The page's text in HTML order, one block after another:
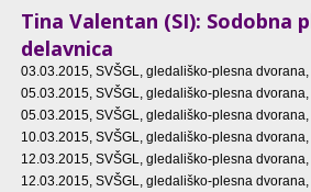
Tina Valentan (SI): Sodobna
delavnica
03.03.2015, SVŠGL, gledališko-plesna
05.03.2015, SVŠGL, gledališko-plesna
05.03.2015, SVŠGL, gledališko-plesna
10.03.2015, SVŠGL, gledališko-plesna
12.03.2015, SVŠGL, gledališko-plesna
12.03.2015, SVŠGL, gledališko-plesna